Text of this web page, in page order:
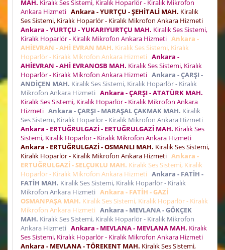
MAH. Kiralık Ses Sistemi, Kiralık Hoparlör - Kiralık Mikrofon
Ankara Hizmeti Ankara - YURTÇU - ŞEHİTALİ MAH. Kiralık
Ses Sistemi, Kiralık Hoparlör - Kiralık Mikrofon Ankara Hizmeti
Ankara - YURTÇU - YUKARIYURTÇU MAH. Kiralık Ses Sistemi,
Kiralık Hoparlör - Kiralık Mikrofon Ankara Hizmeti Ankara -
AHİEVRAN - AHİ EVRAN MAH. Kiralık Ses Sistemi, Kiralık
Hoparlör - Kiralık Mikrofon Ankara Hizmeti Ankara -
AHİEVRAN - AHİ EVRANOSB MAH. Kiralık Ses Sistemi, Kiralık
Hoparlör - Kiralık Mikrofon Ankara Hizmeti Ankara - ÇARŞI -
ANDİÇEN MAH. Kiralık Ses Sistemi, Kiralık Hoparlör - Kiralık
Mikrofon Ankara Hizmeti Ankara - ÇARŞI - ATATÜRK MAH.
Kiralık Ses Sistemi, Kiralık Hoparlör - Kiralık Mikrofon Ankara
Hizmeti Ankara - ÇARŞI - MARAŞAL ÇAKMAK MAH. Kiralık
Ses Sistemi, Kiralık Hoparlör - Kiralık Mikrofon Ankara Hizmeti
Ankara - ERTUĞRULGAZİ - ERTUĞRULGAZİ MAH. Kiralık Ses
Sistemi, Kiralık Hoparlör - Kiralık Mikrofon Ankara Hizmeti
Ankara - ERTUĞRULGAZİ - OSMANLI MAH. Kiralık Ses Sistemi,
Kiralık Hoparlör - Kiralık Mikrofon Ankara Hizmeti Ankara -
ERTUĞRULGAZİ - SELÇUKLU MAH. Kiralık Ses Sistemi, Kiralık
Hoparlör - Kiralık Mikrofon Ankara Hizmeti Ankara - FATİH -
FATİH MAH. Kiralık Ses Sistemi, Kiralık Hoparlör - Kiralık
Mikrofon Ankara Hizmeti Ankara - FATİH - GAZİ
OSMANPAŞA MAH. Kiralık Ses Sistemi, Kiralık Hoparlör - Kiralık
Mikrofon Ankara Hizmeti Ankara - MEVLANA - GÖKÇEK
MAH. Kiralık Ses Sistemi, Kiralık Hoparlör - Kiralık Mikrofon
Ankara Hizmeti Ankara - MEVLANA - MEVLANA MAH. Kiralık
Ses Sistemi, Kiralık Hoparlör - Kiralık Mikrofon Ankara Hizmeti
Ankara - MEVLANA - TÖREKENT MAH. Kiralık Ses Sistemi,